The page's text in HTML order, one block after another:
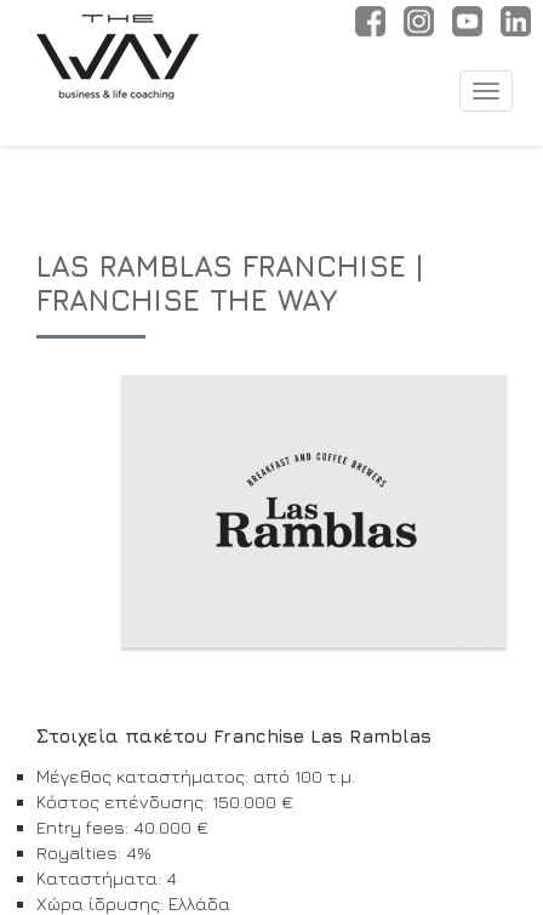
Toggle
LAS RAMBLAS FRANCHISE |
FRANCHISE THE WAY
Στοιχεία πακέτου Franchise Las Ramblas
Μέγεθος καταστήματος: από 100 τ.μ.
Κόστος επένδυσης: 150.000 €
Entry fees: 40.000 €
Royalties: 4%
Καταστήματα: 4
Χώρα ίδρυσης: Ελλάδα